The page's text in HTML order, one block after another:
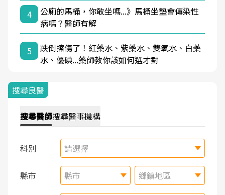
4
公廁的馬桶，你敢坐嗎...》馬桶坐墊會傳染性
病嗎？醫師有解
5
跌倒擦傷了！紅藥水、紫藥水、雙氧水、白藥
水、優碘...藥師教你該如何選才對
搜尋良醫
搜尋醫師搜尋醫事機構
科別 請選擇
縣市 縣市 鄉鎮地區